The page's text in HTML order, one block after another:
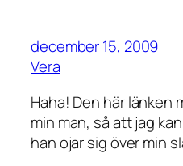
december 15, 2009
Vera
Haha! Den här länken
min man, så att jag
han ojar sig över min